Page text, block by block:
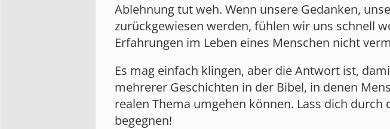
Ablehnung tut weh. Wenn unsere Gedanken,
zurückgewiesen werden, fühlen wir uns schnell
Erfahrungen im Leben eines Menschen nicht
Es mag einfach klingen, aber die Antwort ist,
mehrerer Geschichten in der Bibel, in denen
realen Thema umgehen können. Lass dich
begegnen!